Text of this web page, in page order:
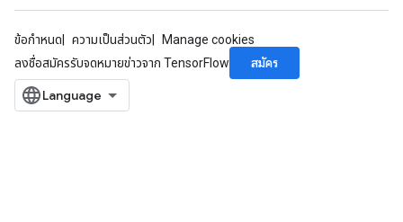
ข้อกำหนด ความเป็นส่วนตัว
Manage cookies
ลงชื่อสมัครรับจดหมายข่าวจาก TensorFlow
สมัคร